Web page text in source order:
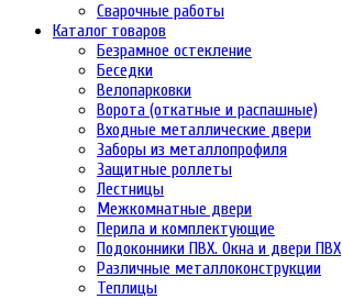
Сварочные работы
Каталог товаров
Безрамное остекление
Беседки
Велопарковки
Ворота (откатные и распашные)
Входные металлические двери
Заборы из металлопрофиля
Защитные роллеты
Лестницы
Межкомнатные двери
Перила и комплектующие
Подоконники ПВХ. Окна и двери ПВХ
Различные металлоконструкции
Теплицы